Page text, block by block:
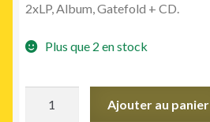
2xLP, Album, Gatefold + CD.
Plus que 2 en stock
Ajouter au panier